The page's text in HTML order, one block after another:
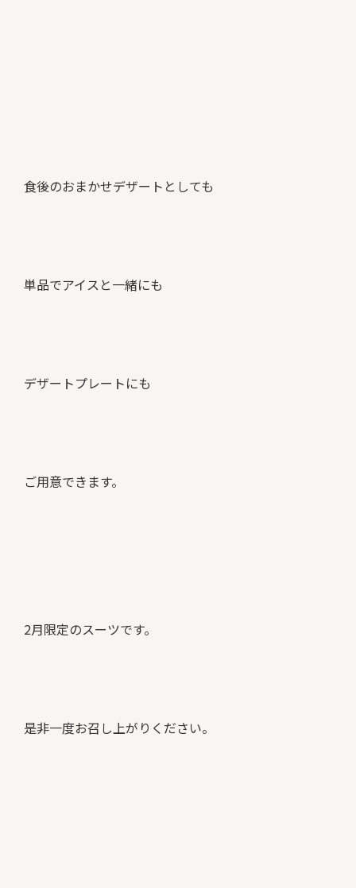
食後のおまかせデザートとしても
単品でアイスと一緒にも
デザートプレートにも
ご用意できます。
2月限定のスーツです。
是非一度お召し上がりください。